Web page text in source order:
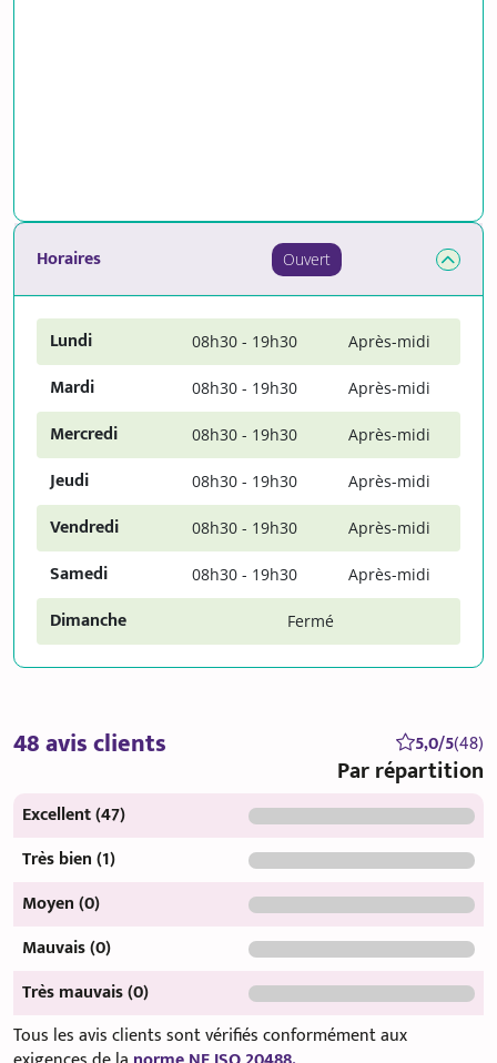
Horaires Ouvert
Lundi 08h30 - 19h30 Après-midi
Mardi 08h30 - 19h30 Après-midi
Mercredi 08h30 - 19h30 Après-midi
Jeudi 08h30 - 19h30 Après-midi
Vendredi 08h30 - 19h30 Après-midi
Samedi 08h30 - 19h30 Après-midi
Dimanche Fermé
48 avis clients 5,0/5(48)
Par répartition
Excellent (47)
Très bien (1)
Moyen (0)
Mauvais (0)
Très mauvais (0)
Tous les avis clients sont vérifiés conformément aux